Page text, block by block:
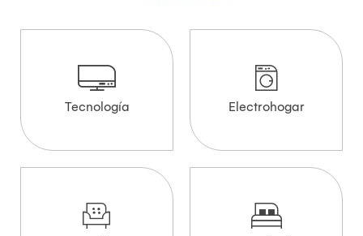
Tecnología Electrohogar